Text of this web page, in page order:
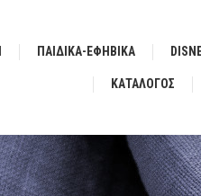
ΠΑΙΔΙΚΑ-ΕΦΗΒΙΚΑ
ΚΑΤΆΛΟΓΟΣ